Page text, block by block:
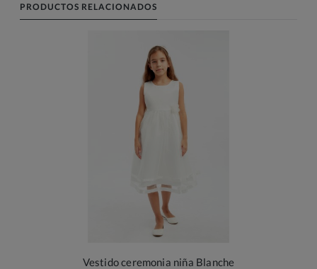
PRODUCTOS RELACIONADOS
Vestido ceremonia niña Blanche